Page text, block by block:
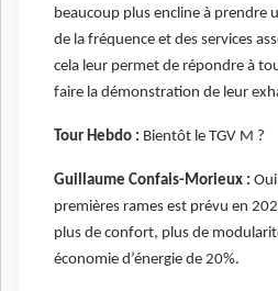
beaucoup plus encline à prendre
de la fréquence et des services
cela leur permet de répondre à
faire la démonstration de leur
Tour Hebdo : Bientôt le TGV M ?
Guillaume Confais-Morieux :
premières rames est prévu en
plus de confort, plus de
économie d’énergie de 20%.